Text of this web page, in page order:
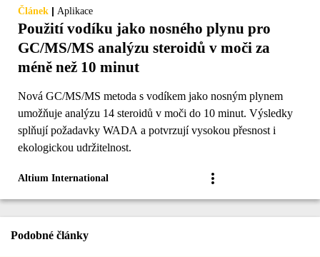
Článek | Aplikace
Použití vodíku jako nosného plynu pro
GC/MS/MS analýzu steroidů v moči za
méně než 10 minut
Nová GC/MS/MS metoda s vodíkem jako nosným plynem
umožňuje analýzu 14 steroidů v moči do 10 minut. Výsledky
splňují požadavky WADA a potvrzují vysokou přesnost i
ekologickou udržitelnost.
Altium International
Podobné články